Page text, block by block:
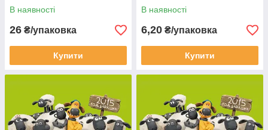
В наявності
26 ₴/упаковка
Купити
В наявності
6,20 ₴/упаковка
Купити